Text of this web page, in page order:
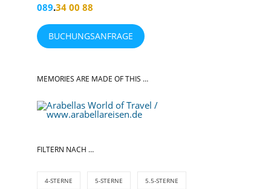
089.34 00 88
BUCHUNGSANFRAGE
MEMORIES ARE MADE OF THIS …
FILTERN NACH …
4-STERNE 5-STERNE 5.5-STERNE